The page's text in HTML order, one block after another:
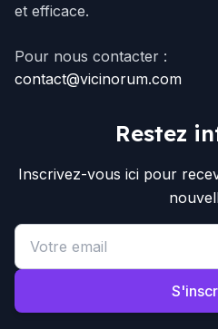
et efficace.
Pour nous contacter :
contact@vicinorum.com
Restez
Inscrivez-vous ici pour
Email address